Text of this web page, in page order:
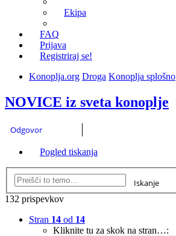
Ekipa
FAQ
Prijava
Registriraj se!
Konoplja.org Droga Konoplja splošno
NOVICE iz sveta konoplje
Odgovor
Pogled tiskanja
Iskanje
132 prispevkov
Stran 14 od 14
Kliknite tu za skok na stran…: